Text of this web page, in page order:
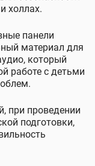
холлах.
панели
материал для
который
работе с детьми
при проведении
подготовки,